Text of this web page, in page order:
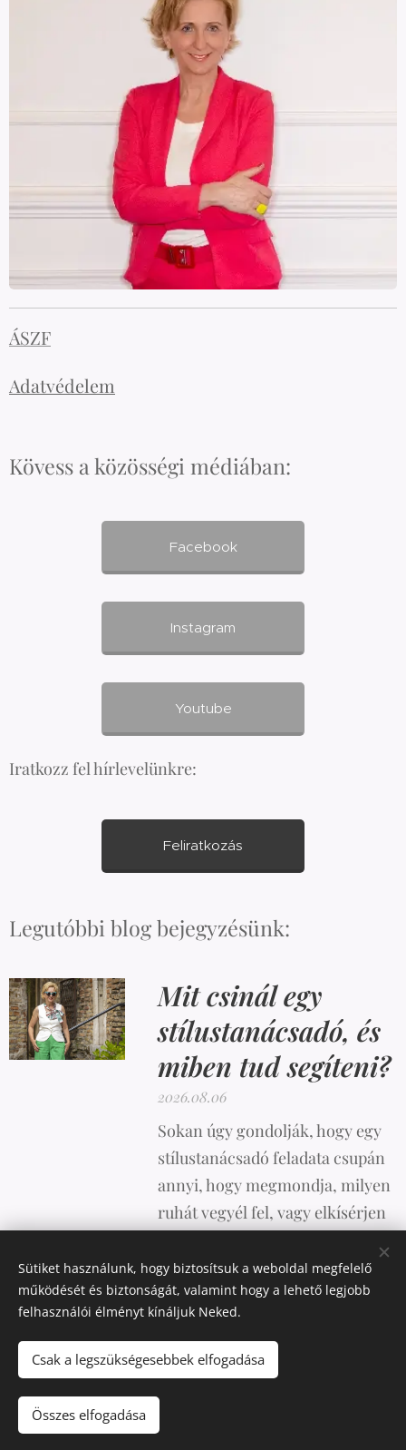
ÁSZF
Adatvédelem
Kövess a közösségi médiában:
Facebook
Instagram
Youtube
Iratkozz fel hírlevelünkre:
Feliratkozás
Legutóbbi blog bejegyzésünk:
Mit csinál egy
stílustanácsadó, és
miben tud segíteni?
2026.08.06
Sokan úgy gondolják, hogy egy
stílustanácsadó feladata csupán
annyi, hogy megmondja, milyen
ruhát vegyél fel, vagy elkísérjen
ennél sokkal összetettebb.
Az oldalt aWebnodeműködteti
Sütiket használunk, hogy biztosítsuk a weboldal megfelelő
működését és biztonságát, valamint hogy a lehető legjobb
felhasználói élményt kínáljuk Neked.
Csak a legszükségesebbek elfogadása
Összes elfogadása